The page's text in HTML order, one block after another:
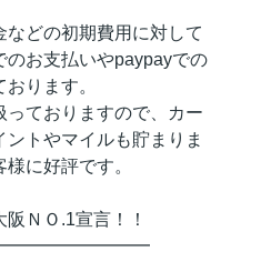
などの初期費用に対して
のお支払いやpaypayでの
ります。
っておりますので、カー
ントやマイルも貯まりま
に好評です。
ＮＯ.1宣言！！